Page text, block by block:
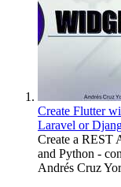
Create Flutter
Laravel or
Create a REST
and Python -
Andrés Cruz